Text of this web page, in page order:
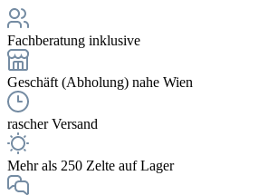
Fachberatung inklusive
Geschäft (Abholung) nahe Wien
rascher Versand
Mehr als 250 Zelte auf Lager